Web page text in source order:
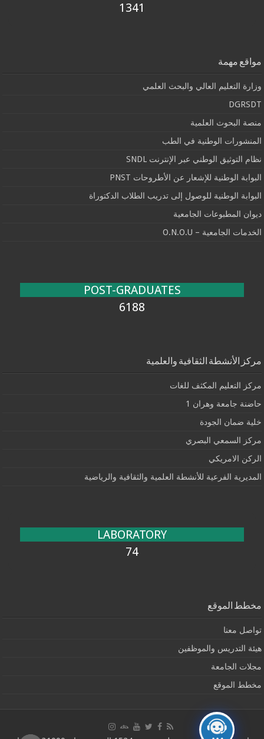
1341
مواقع مهمة
وزارة التعليم العالي والبحث العلمي
DGRSDT
منصة البحوث العلمية
المنشورات الوطنية في الطب
نظام التوثيق الوطني عبر الإنترنت SNDL
البوابة الوطنية للإشعار عن الأطروحات PNST
البوابة الوطنية للوصول إلى تدريب الطلاب الدكتوراة
ديوان المطبوعات الجامعية
الخدمات الجامعية – O.N.O.U
POST-GRADUATES
6188
مركز الأنشطة الثقافية والعلمية
مركز التعليم المكثف للغات
حاضنة جامعة وهران 1
خلية ضمان الجودة
مركز السمعي البصري
الركن الامريكي
المديرية الفرعية للأنشطة العلمية والثقافية والرياضية
LABORATORY
74
مخطط الموقع
تواصل معنا
هيئة التدريس والموظفين
مجلات الجامعة
مخطط الموقع